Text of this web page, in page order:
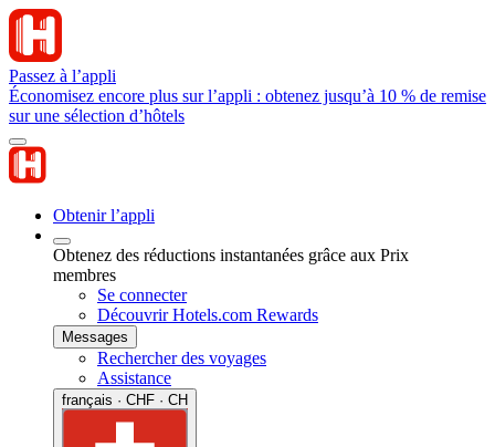
Passez à l’appli
Économisez encore plus sur l’appli : obtenez jusqu’à 10 % de remise
sur une sélection d’hôtels
Obtenir l’appli
Obtenez des réductions instantanées grâce aux Prix
membres
Se connecter
Découvrir Hotels.com Rewards
Messages
Rechercher des voyages
Assistance
français · CHF · CH